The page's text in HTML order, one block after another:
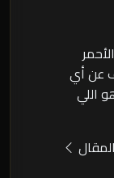
عن أي
اللي